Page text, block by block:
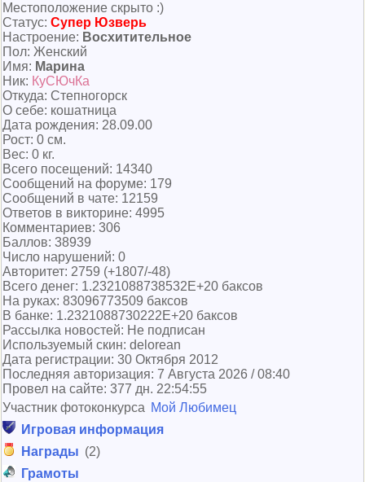
Местоположение скрыто :)
Cтатус: Супер Юзверь
Настроение: Восхитительное
Пол: Женский
Имя: Марина
Ник: КуСЮчКа
Откуда: Степногорск
О себе: кошатница
Дата рождения: 28.09.00
Рост: 0 см.
Вес: 0 кг.
Всего посeщений: 14340
Сообщений на форуме: 179
Сообщений в чате: 12159
Ответов в викторине: 4995
Комментариев: 306
Баллов: 38939
Число нарушений: 0
Авторитет: 2759 (+1807/-48)
Всего денег: 1.2321088738532E+20 баксов
На руках: 83096773509 баксов
В банке: 1.2321088730222E+20 баксов
Рассылка новостей: Не подписан
Используемый скин: delorean
Дата регистрации: 30 Октября 2012
Последняя авторизация: 7 Августа 2026 / 08:40
Провел на сайте: 377 дн. 22:54:55
Участник фотоконкурса Мой Любимец
Игровая информация
Награды (2)
Грамоты